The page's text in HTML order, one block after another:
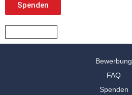
Spenden
Bewerbung
FAQ
Spenden